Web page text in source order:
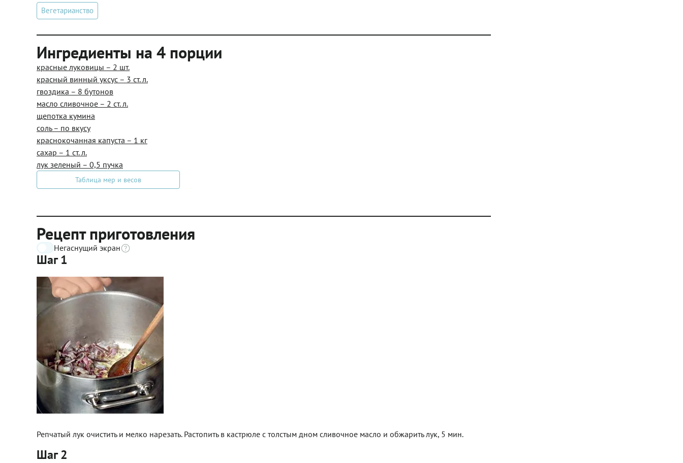
Вегетарианство
Ингредиенты на 4 порции
красные луковицы – 2 шт.
красный винный уксус – 3 ст. л.
гвоздика – 8 бутонов
масло сливочное – 2 ст. л.
щепотка кумина
соль – по вкусу
краснокочанная капуста – 1 кг
сахар – 1 ст. л.
лук зеленый – 0,5 пучка
Таблица мер и весов
Рецепт приготовления
Негаснущий экран
Шаг 1
Репчатый лук очистить и мелко нарезать. Растопить в кастрюле с толстым дном сливочное масло и обжарить лук, 5 мин.
Шаг 2